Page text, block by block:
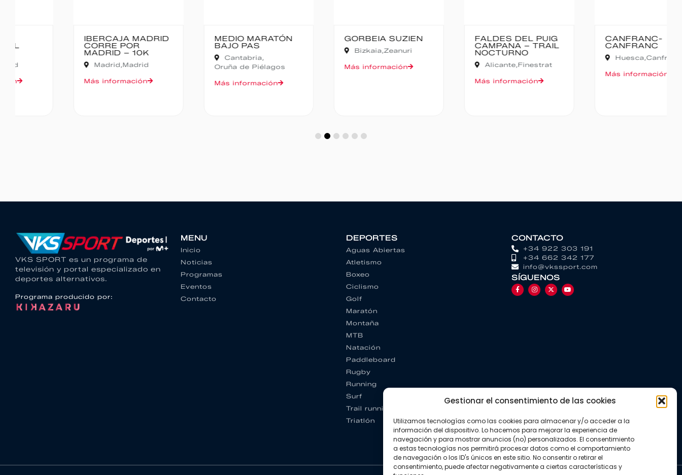
Gestionar el consentimiento de las cookies
Utilizamos tecnologías como las cookies para almacenar y/o acceder a la
información del dispositivo. Lo hacemos para mejorar la experiencia de
navegación y para mostrar anuncios (no) personalizados. El consentimiento
a estas tecnologías nos permitirá procesar datos como el comportamiento
de navegación o los ID's únicos en este sitio. No consentir o retirar el
consentimiento, puede afectar negativamente a ciertas características y
IBERCAJA MADRID
CORRE POR
MADRID – 10K
Madrid
Más información
MEDIO MARATÓN
Cantabria,
Oruña de Piélagos
Más información
GORBEIA SUZIEN
Zeanuri
Más información
FALDES DEL PUIG
CAMPANA – TRAIL
NOCTURNO
Finestrat
Más información
CANFRANC-
CANFRANC
Canfranc
Más información
VKS SPORT es un programa de
televisión y portal especializado en
deportes alternativos.
Programa producido por:
MENU
Inicio
Noticias
Programas
Eventos
Contacto
DEPORTES
Aguas Abiertas
Atletismo
Boxeo
Ciclismo
Golf
Maratón
Montaña
MTB
Natación
Paddleboard
Rugby
Running
Surf
Trail running
Triatlón
CONTACTO
+34 922 303 191
+34 662 342 177
info@vkssport.com
SÍGUENOS